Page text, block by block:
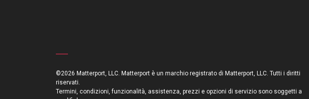
©2026 Matterport, LLC. Matterport è un marchio registrato di Matterport, LLC. Tutti i diritti
riservati.
Termini, condizioni, funzionalità, assistenza, prezzi e opzioni di servizio sono soggetti a